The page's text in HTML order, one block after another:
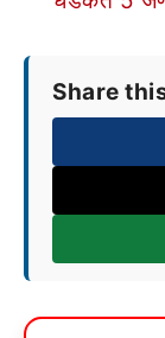
Share